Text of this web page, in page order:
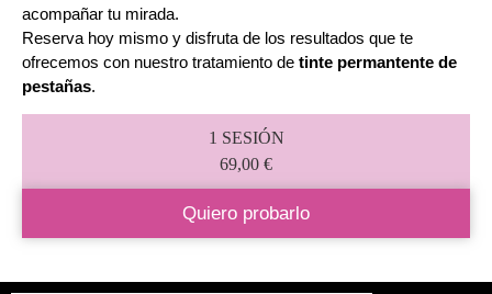
acompañar tu mirada.
Reserva hoy mismo y disfruta de los resultados que te
ofrecemos con nuestro tratamiento de tinte permantente de
pestañas.
1 SESIÓN
69,00 €
Quiero probarlo